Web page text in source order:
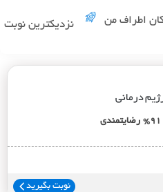
اطراف من نزدیکترین نوبت
درمانی
%91 رضایتمندی
نوبت بگیرید